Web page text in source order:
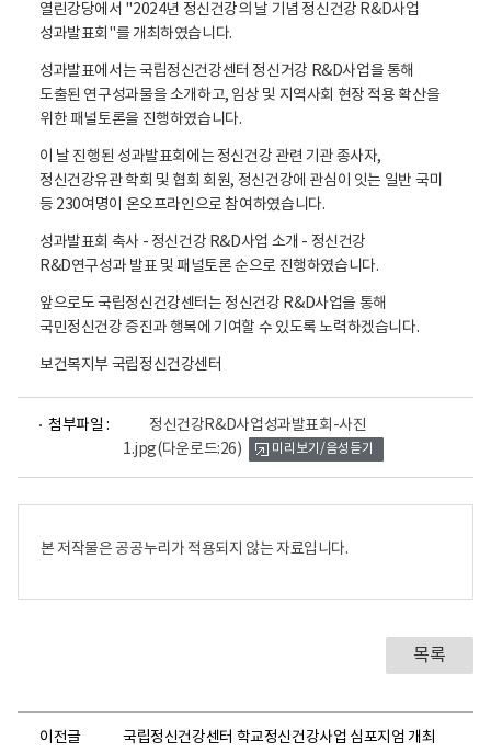
열린강당에서 "2024년 정신건강의 날 기념 정신건강 R&D사업
성과발표회"를 개최하였습니다.
성과발표에서는 국립정신건강센터 정신거강 R&D사업을 통해
도출된 연구성과물을 소개하고, 임상 및 지역사회 현장 적용 확산을
위한 패널토론을 진행하였습니다.
이 날 진행된 성과발표회에는 정신건강 관련 기관 종사자,
정신건강유관 학회 및 협회 회원, 정신건강에 관심이 잇는 일반 국미
등 230여명이 온오프라인으로 참여하였습니다.
성과발표회 축사 - 정신건강 R&D사업 소개 - 정신건강
R&D연구성과 발표 및 패널토론 순으로 진행하였습니다.
앞으로도 국립정신건강센터는 정신건강 R&D사업을 통해
국민정신건강 증진과 행복에 기여할 수 있도록 노력하겠습니다.
보건복지부 국립정신건강센터
첨부파일 :
정신건강R&D사업성과발표회-사진
1.jpg(다운로드:26)
어
미리보기/음성듣기
본 저작물은 공공누리가 적용되지 않는 자료입니다.
목록
이전글 국립정신건강센터 학교정신건강사업 심포지엄 개최